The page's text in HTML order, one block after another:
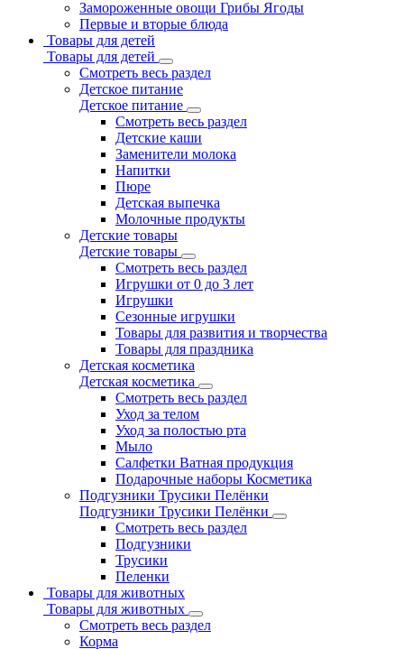
Замороженные овощи Грибы Ягоды
Первые и вторые блюда
Товары для детей
Товары для детей
Смотреть весь раздел
Детское питание
Детское питание
Смотреть весь раздел
Детские каши
Заменители молока
Напитки
Пюре
Детская выпечка
Молочные продукты
Детские товары
Детские товары
Смотреть весь раздел
Игрушки от 0 до 3 лет
Игрушки
Сезонные игрушки
Товары для развития и творчества
Товары для праздника
Детская косметика
Детская косметика
Смотреть весь раздел
Уход за телом
Уход за полостью рта
Мыло
Салфетки Ватная продукция
Подарочные наборы Косметика
Подгузники Трусики Пелёнки
Подгузники Трусики Пелёнки
Смотреть весь раздел
Подгузники
Трусики
Пеленки
Товары для животных
Товары для животных
Смотреть весь раздел
Корма